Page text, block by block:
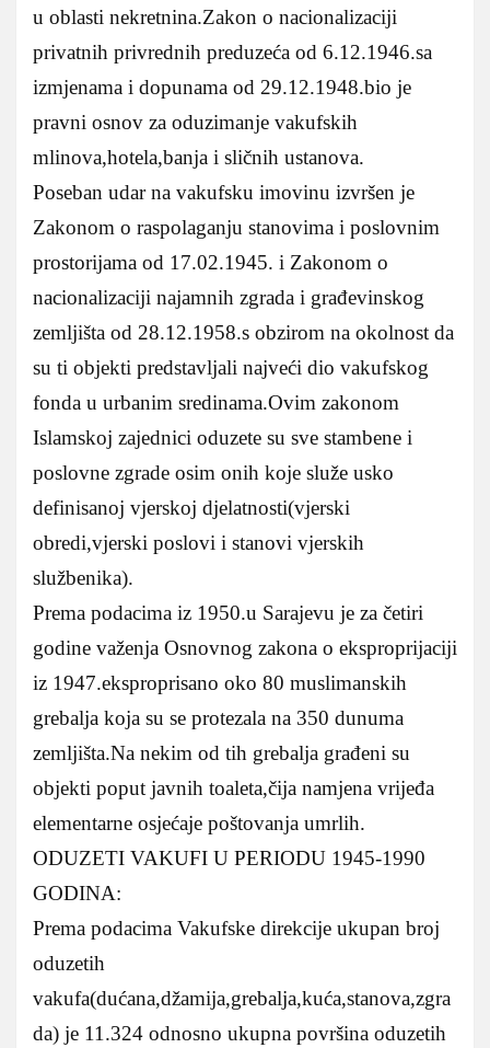
u oblasti nekretnina.Zakon o nacionalizaciji
privatnih privrednih preduzeća od 6.12.1946.sa
izmjenama i dopunama od 29.12.1948.bio je
pravni osnov za oduzimanje vakufskih
mlinova,hotela,banja i sličnih ustanova.
Poseban udar na vakufsku imovinu izvršen je
Zakonom o raspolaganju stanovima i poslovnim
prostorijama od 17.02.1945. i Zakonom o
nacionalizaciji najamnih zgrada i građevinskog
zemljišta od 28.12.1958.s obzirom na okolnost da
su ti objekti predstavljali najveći dio vakufskog
fonda u urbanim sredinama.Ovim zakonom
Islamskoj zajednici oduzete su sve stambene i
poslovne zgrade osim onih koje služe usko
definisanoj vjerskoj djelatnosti(vjerski
obredi,vjerski poslovi i stanovi vjerskih
službenika).
Prema podacima iz 1950.u Sarajevu je za četiri
godine važenja Osnovnog zakona o eksproprijaciji
iz 1947.eksproprisano oko 80 muslimanskih
grebalja koja su se protezala na 350 dunuma
zemljišta.Na nekim od tih grebalja građeni su
objekti poput javnih toaleta,čija namjena vrijeđa
elementarne osjećaje poštovanja umrlih.
ODUZETI VAKUFI U PERIODU 1945-1990
GODINA:
Prema podacima Vakufske direkcije ukupan broj
oduzetih
vakufa(dućana,džamija,grebalja,kuća,stanova,zgra
da) je 11.324 odnosno ukupna površina oduzetih